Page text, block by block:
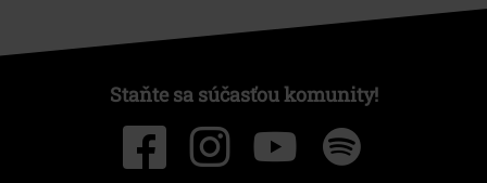
Staňte sa súčasťou komunity!